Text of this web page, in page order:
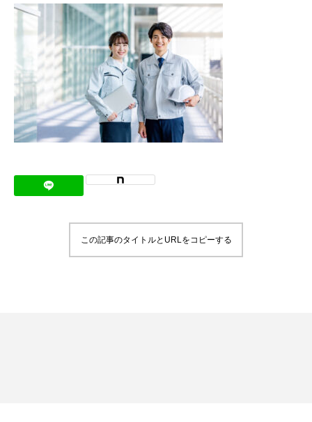
会社概要
会社沿革
会社案内
BUSINESS
インタビュー
この記事のタイトルとURLをコピーする